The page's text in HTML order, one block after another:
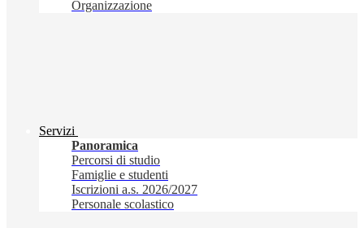
Organizzazione
Servizi
Panoramica
Percorsi di studio
Famiglie e studenti
Iscrizioni a.s. 2026/2027
Personale scolastico